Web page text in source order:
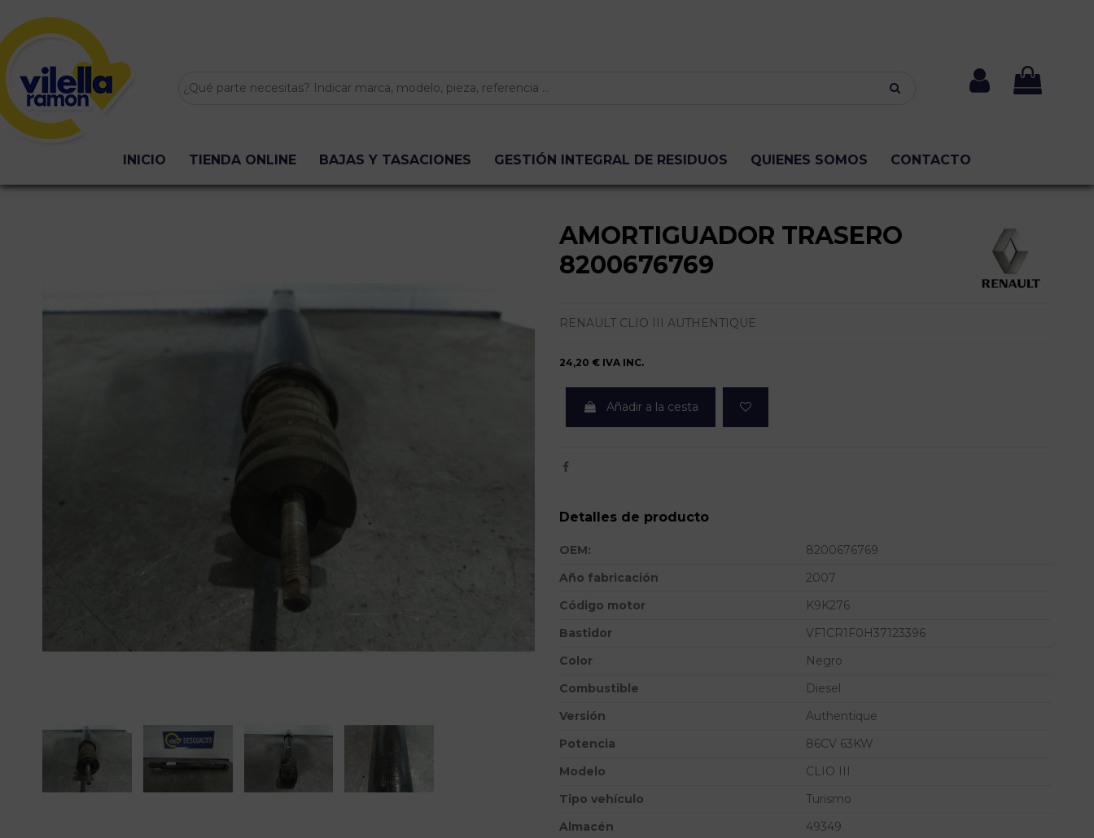
INICIO TIENDA ONLINE BAJAS Y TASACIONES GESTIÓN INTEGRAL DE RESIDUOS QUIENES SOMOS CONTACTO
AMORTIGUADOR TRASERO
8200676769
RENAULT CLIO III AUTHENTIQUE
24,20 € IVA INC.
Añadir a la cesta
Detalles de producto
OEM:
8200676769
Año fabricación
2007
Código motor
K9K276
Bastidor
VF1CR1F0H37123396
Color
Negro
Combustible
Diesel
Versión
Authentique
Potencia
86CV 63KW
Modelo
CLIO III
Tipo vehículo
Turismo
Almacén
49349